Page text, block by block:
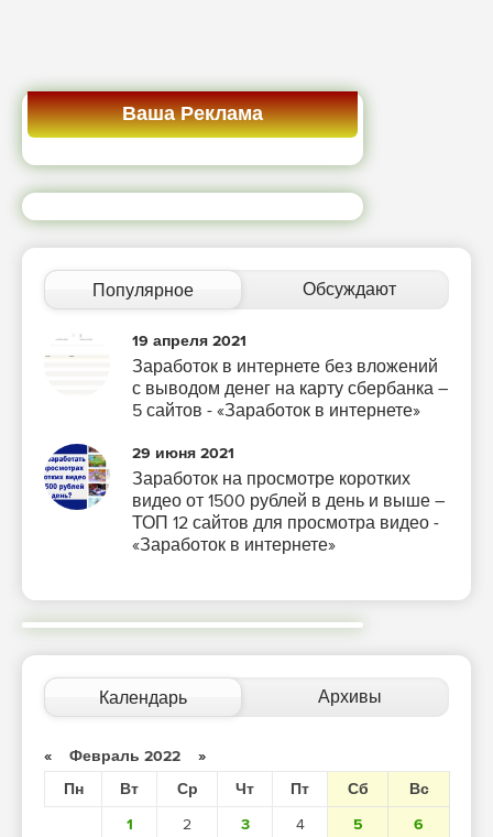
Ваша Реклама
Популярное Обсуждают
19 апреля 2021
Заработок в интернете без вложений
с выводом денег на карту сбербанка –
5 сайтов - «Заработок в интернете»
29 июня 2021
Заработок на просмотре коротких
видео от 1500 рублей в день и выше –
ТОП 12 сайтов для просмотра видео -
«Заработок в интернете»
Календарь Архивы
« Февраль 2022 »
Пн
Вт Ср Чт Пт Сб
Вс
1
2 3 4 5
6